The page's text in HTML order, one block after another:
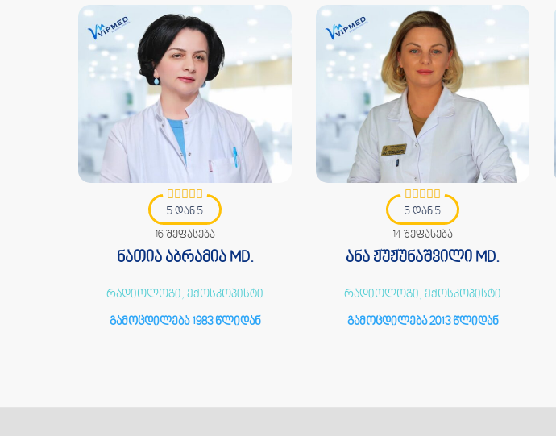
5 დან 5
16 შეფასება
ნათია აბრამია MD.
რადიოლოგი, ექოსკოპისტი
გამოცდილება 1983 წლიდან
5 დან 5
14 შეფასება
ანა ჟუჟუნაშვილი MD.
რადიოლოგი, ექოსკოპისტი
გამოცდილება 2013 წლიდან